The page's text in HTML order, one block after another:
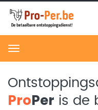
Menu
ProPer is de